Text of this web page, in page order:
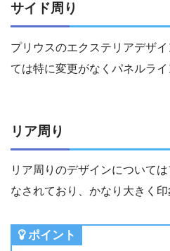
サイド周り
プリウスのエクステリアデザ
ては特に変更がなくパネルライ
リア周り
リア周りのデザインについて
なされており、かなり大きく印
ポイント